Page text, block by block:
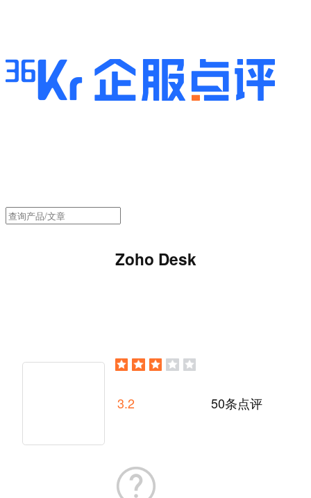
Zoho Desk
3.2 50条点评